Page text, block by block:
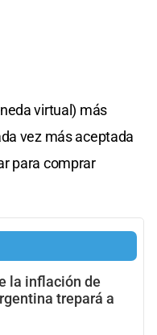
virtual) más
vez más aceptada
para comprar
la inflación de
trepará a